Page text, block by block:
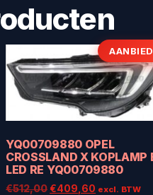
YQ00709880 OPEL
CROSSLAND X KOPLAMP
LED RE YQ00709880
€512,00Oorspronkelijke
€409,60 Huidige
excl. BTW